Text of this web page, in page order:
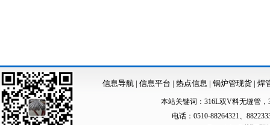
信息导航| 信息平台 | 热点信息 | 锅炉管现货 | 焊
本站关键词： 316L双V料无缝管 ，
电话：0510-88264321、